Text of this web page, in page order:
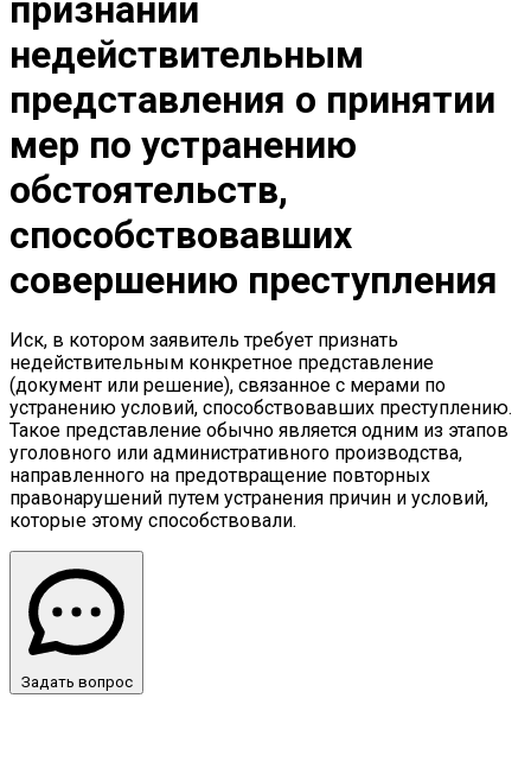
признании
недействительным
представления о принятии
мер по устранению
обстоятельств,
способствовавших
совершению преступления
Иск, в котором заявитель требует признать
недействительным конкретное представление
(документ или решение), связанное с мерами по
устранению условий, способствовавших преступлению.
Такое представление обычно является одним из этапов
уголовного или административного производства,
направленного на предотвращение повторных
правонарушений путем устранения причин и условий,
которые этому способствовали.
Задать вопрос